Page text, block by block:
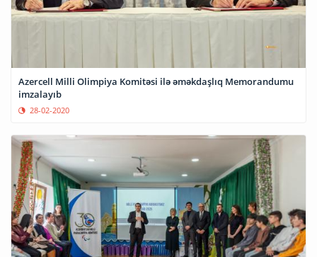
Azercell Milli Olimpiya Komitəsi ilə əməkdaşlıq Memorandumu
imzalayıb
28-02-2020